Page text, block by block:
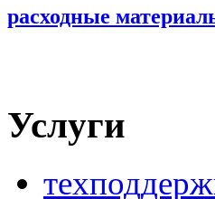
расходные
Услуги